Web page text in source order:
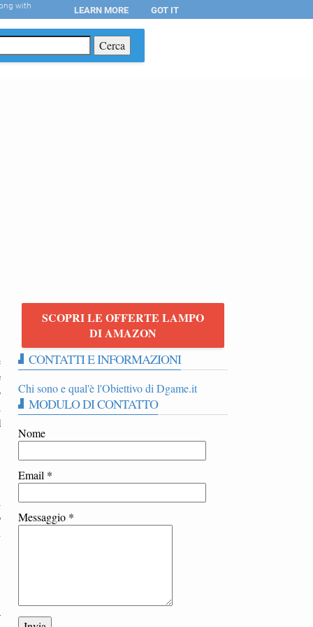
SCOPRI LE OFFERTE LAMPO
DI AMAZON
CONTATTI E INFORMAZIONI
Chi sono e qual'è l'Obiettivo di Dgame.it
MODULO DI CONTATTO
Nome
Email *
Messaggio *
with LEARN MORE GOT IT